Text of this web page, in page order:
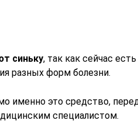
синьку, так как сейчас
разных форм болезни.
именно это средство,
специалистом.